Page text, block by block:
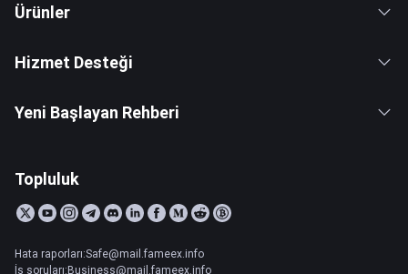
Ürünler
Hizmet Desteği
Yeni Başlayan Rehberi
Topluluk
Hata raporları:Safe@mail.fameex.info
İş soruları:Business@mail.fameex.info